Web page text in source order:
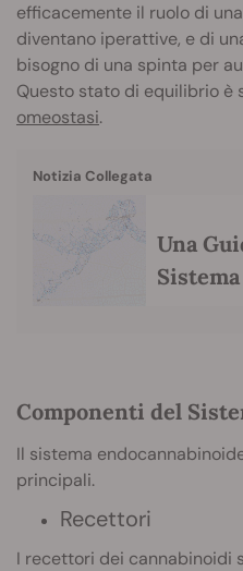
efficacemente il ruolo di
diventano iperattive, e di
bisogno di una spinta per
Questo stato di equilibrio
omeostasi.
Notizia Collegata
Una
Componenti del
Il sistema
principali.
Recettori
I recettori dei cannabinoidi